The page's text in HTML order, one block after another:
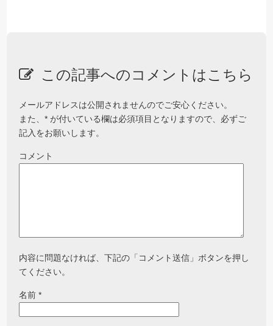
この記事へのコメントはこちら
メールアドレスは公開されませんのでご安心ください。
また、* が付いている欄は必須項目となりますので、必ずご
記入をお願いします。
コメント
内容に問題なければ、下記の「コメント送信」ボタンを押し
てください。
名前*